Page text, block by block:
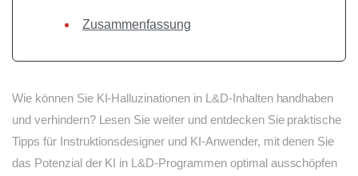
Zusammenfassung
Wie können Sie KI-Halluzinationen in L&D-Inhalten handhaben
und verhindern? Lesen Sie weiter und entdecken Sie praktische
Tipps für Instruktionsdesigner und KI-Anwender, mit denen Sie
das Potenzial der KI in L&D-Programmen optimal ausschöpfen